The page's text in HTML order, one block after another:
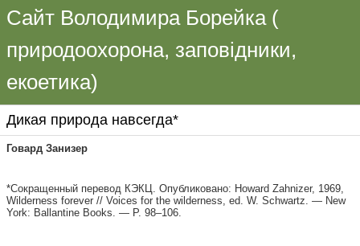
Сайт Володимира Борейка (
природоохорона, заповідники,
екоетика)
Дикая природа навсегда*
Говард Занизер
*Сокращенный перевод КЭКЦ. Опубликовано: Howard Zahnizer, 1969,
Wilderness forever // Voices for the wilderness, ed. W. Schwartz. — New
York: Ballantine Books. — Р. 98–106.